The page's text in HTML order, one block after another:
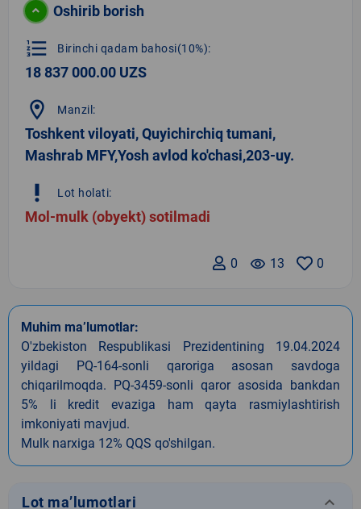
Oshirib borish
format_list_numbered Birinchi qadam bahosi(10%):
18 837 000.00 UZS
location_on Manzil:
Toshkent viloyati, Quyichirchiq tumani,
Mashrab MFY,Yosh avlod ko'chasi,203-uy.
priority_high Lot holati:
Mol-mulk (obyekt) sotilmadi
0
remove_red_eye 13
0
Muhim ma’lumotlar:
O'zbekiston Respublikasi Prezidentining 19.04.2024
yildagi PQ-164-sonli qaroriga asosan savdoga
chiqarilmoqda. PQ-3459-sonli qaror asosida bankdan
5% li kredit evaziga ham qayta rasmiylashtirish
imkoniyati mavjud.
Mulk narxiga 12% QQS qo'shilgan.
Lot ma’lumotlari keyboard_arrow_down